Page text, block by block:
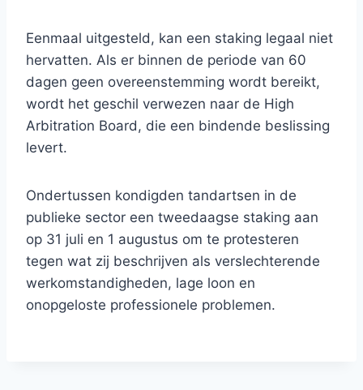
Eenmaal uitgesteld, kan een staking legaal niet
hervatten. Als er binnen de periode van 60
dagen geen overeenstemming wordt bereikt,
wordt het geschil verwezen naar de High
Arbitration Board, die een bindende beslissing
levert.
Ondertussen kondigden tandartsen in de
publieke sector een tweedaagse staking aan
op 31 juli en 1 augustus om te protesteren
tegen wat zij beschrijven als verslechterende
werkomstandigheden, lage loon en
onopgeloste professionele problemen.